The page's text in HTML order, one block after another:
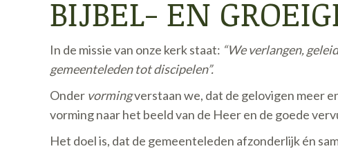
BIJBEL- EN
In de missie van onze kerk staat: “We verlangen,
gemeenteleden tot discipelen”.
Onder vormingverstaan we, dat de gelovigen meer
vorming naar het beeld van de Heer en de goede
Het doel is, dat de gemeenteleden afzonderlijk én